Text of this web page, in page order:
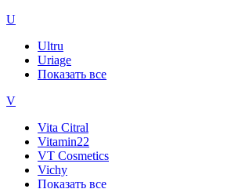
U
Ultru
Uriage
Показать все
V
Vita Citral
Vitamin22
VT Cosmetics
Vichy
Показать все